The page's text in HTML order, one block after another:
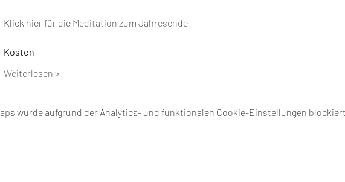
Klick hier für die Meditation zum Jahresende
Kosten
Weiterlesen >
wurde aufgrund der Analytics- und funktionalen Cookie-Einstellungen